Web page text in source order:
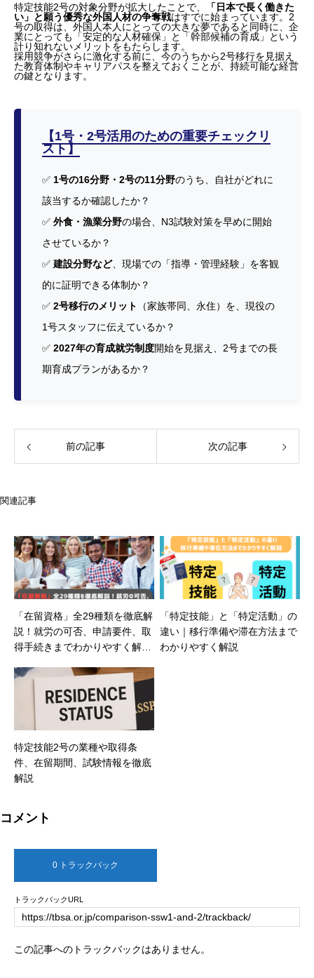
特定技能2号の対象分野が拡大したことで、
「日本で長く働きた
い」と願う優秀な外国人材の争奪戦はすでに始まっています。2
号の取得は、外国人本人にとっての大きな夢であると同時に、企
業にとっても「安定的な人材確保」と「幹部候補の育成」という
計り知れないメリットをもたらします。
採用競争がさらに激化する前に、今のうちから2号移行を見据え
た教育体制やキャリアパスを整えておくことが、持続可能な経営
の鍵となります。
【1号・2号活用のための重要チェックリ
スト】
✅ 1号の16分野・2号の11分野のうち、自社がどれに
該当するか確認したか？
✅ 外食・漁業分野の場合、N3試験対策を早めに開始
させているか？
✅ 建設分野など、現場での「指導・管理経験」を客観
的に証明できる体制か？
✅ 2号移行のメリット
（家族帯同、永住）を、現役の
1号スタッフに伝えているか？
✅ 2027年の育成就労制度開始を見据え、2号までの長
期育成プランがあるか？
前の記事 次の記事
関連記事
「在留資格」全29種類を徹底解
説！就労の可否、申請要件、取
得手続きまでわかりやすく解
「特定技能」と「特定活動」の
違い｜移行準備や滞在方法まで
わかりやすく解説
特定技能2号の業種や取得条
件、在留期間、試験情報を徹底
解説
コメント
0 トラックバック
トラックバックURL
この記事へのトラックバックはありません。